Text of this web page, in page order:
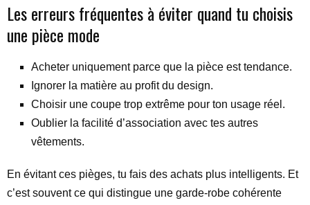
Les erreurs fréquentes à éviter quand tu choisis
une pièce mode
Acheter uniquement parce que la pièce est tendance.
Ignorer la matière au profit du design.
Choisir une coupe trop extrême pour ton usage réel.
Oublier la facilité d’association avec tes autres
vêtements.
En évitant ces pièges, tu fais des achats plus intelligents. Et
c’est souvent ce qui distingue une garde-robe cohérente